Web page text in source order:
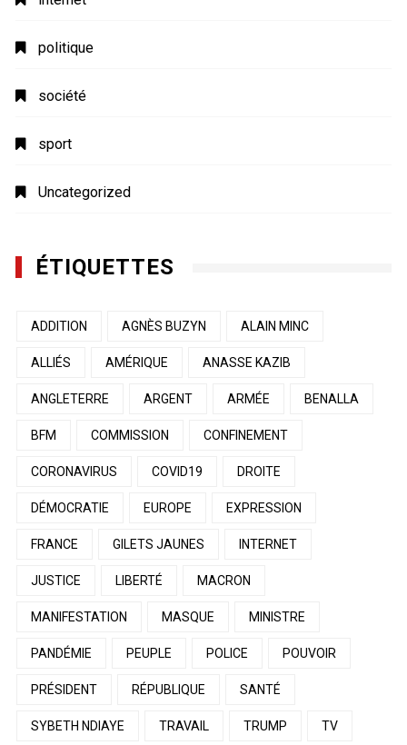
politique
société
sport
Uncategorized
ÉTIQUETTES
ADDITION AGNÈS BUZYN ALAIN MINC
ALLIÉS AMÉRIQUE ANASSE KAZIB
ANGLETERRE ARGENT ARMÉE BENALLA
BFM COMMISSION CONFINEMENT
CORONAVIRUS COVID19 DROITE
DÉMOCRATIE EUROPE EXPRESSION
FRANCE GILETS JAUNES INTERNET
JUSTICE LIBERTÉ MACRON
MANIFESTATION MASQUE MINISTRE
PANDÉMIE PEUPLE POLICE POUVOIR
PRÉSIDENT RÉPUBLIQUE SANTÉ
SYBETH NDIAYE TRAVAIL TRUMP TV